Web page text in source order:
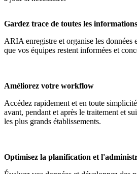
Gardez trace de toutes les
ARIA enregistre et organise les données
que vos équipes restent informées et
Améliorez votre workflow
Accédez rapidement et en toute
avant, pendant et après le traitement et
les plus grands établissements.
Optimisez la planification et